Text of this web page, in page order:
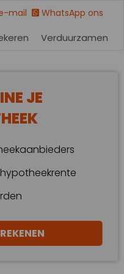
mail WhatsApp ons
Verduurzamen
JE